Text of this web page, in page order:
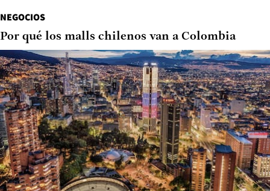
NEGOCIOS
Por qué los malls chilenos van a Colombia